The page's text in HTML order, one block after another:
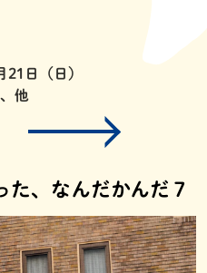
日（日）
他
、なんだかんだ７